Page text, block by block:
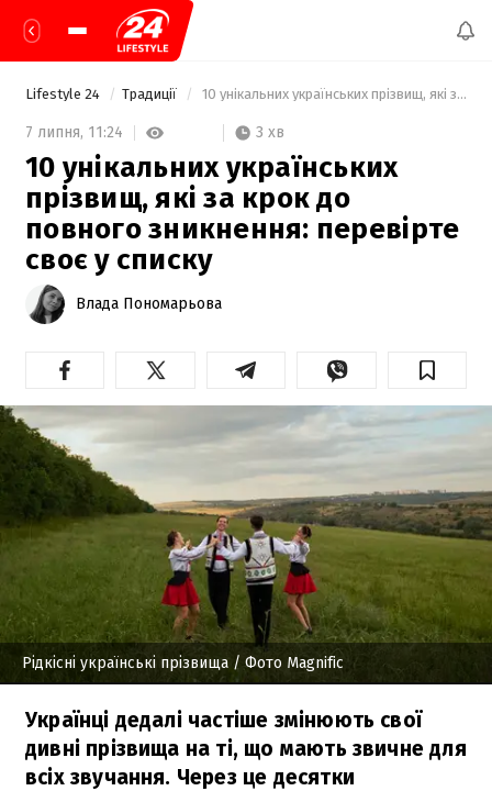
Lifestyle 24 Традиції 10 унікальних українських прізвищ, які за крок до повного зникнення: перевірте своє у списку
7 липня, 11:24 3 хв
10 унікальних українських
прізвищ, які за крок до
повного зникнення: перевірте
своє у списку
Влада Пономарьова
Рідкісні українські прізвища / Фото Magnific
Українці дедалі частіше змінюють свої
дивні прізвища на ті, що мають звичне для
всіх звучання. Через це десятки